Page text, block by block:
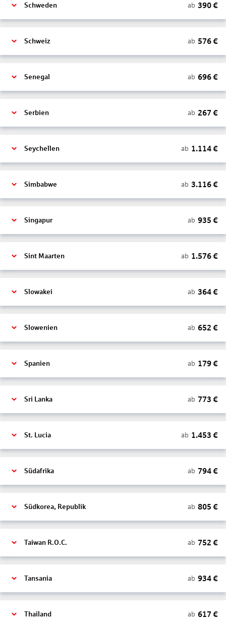
Schweden ab 390€
Schweiz ab 576€
Senegal ab 696€
Serbien ab 267 €
Seychellen ab 1.114€
Simbabwe ab 3.116€
Singapur ab 935 €
Sint Maarten ab 1.576€
Slowakei ab 364€
Slowenien ab 652 €
Spanien ab 179€
Sri Lanka ab 773 €
St. Lucia ab 1.453 €
Südafrika ab 794€
Südkorea, Republik ab 805 €
Taiwan R.O.C. ab 752 €
Tansania ab 934€
Thailand ab 617 €